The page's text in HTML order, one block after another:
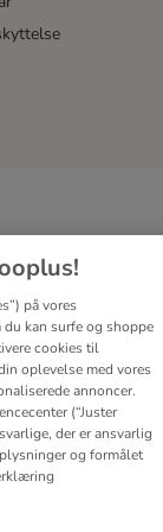
på vores
kan surfe og shoppe
cookies til
oplevelse med vores
annoncer.
(“Juster
der er ansvarlig
og formålet